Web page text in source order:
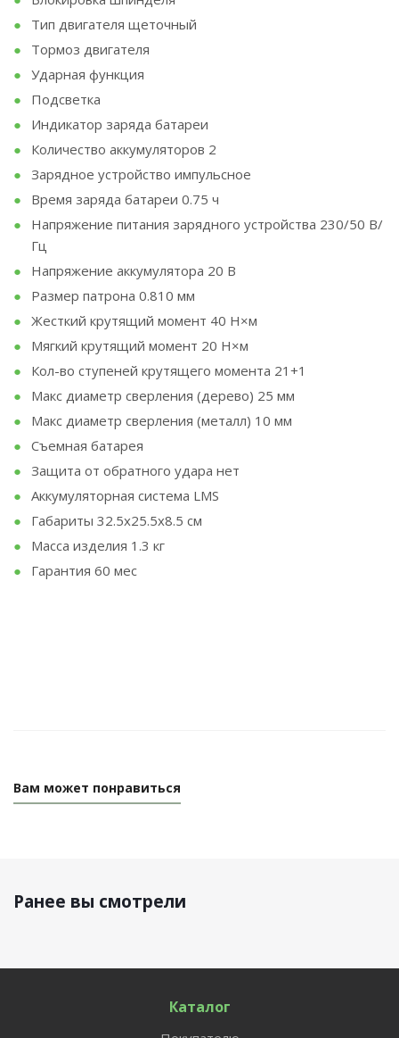
Тип двигателя щеточный
Тормоз двигателя
Ударная функция
Подсветка
Индикатор заряда батареи
Количество аккумуляторов 2
Зарядное устройство импульсное
Время заряда батареи 0.75 ч
Напряжение питания зарядного устройства 230/50 В/
Гц
Напряжение аккумулятора 20 В
Размер патрона 0.810 мм
Жесткий крутящий момент 40 Н×м
Мягкий крутящий момент 20 Н×м
Кол-во ступеней крутящего момента 21+1
Макс диаметр сверления (дерево) 25 мм
Макс диаметр сверления (металл) 10 мм
Съемная батарея
Защита от обратного удара нет
Аккумуляторная система LMS
Габариты 32.5x25.5x8.5 см
Масса изделия 1.3 кг
Гарантия 60 мес
Вам может понравиться
Ранее вы смотрели
Каталог